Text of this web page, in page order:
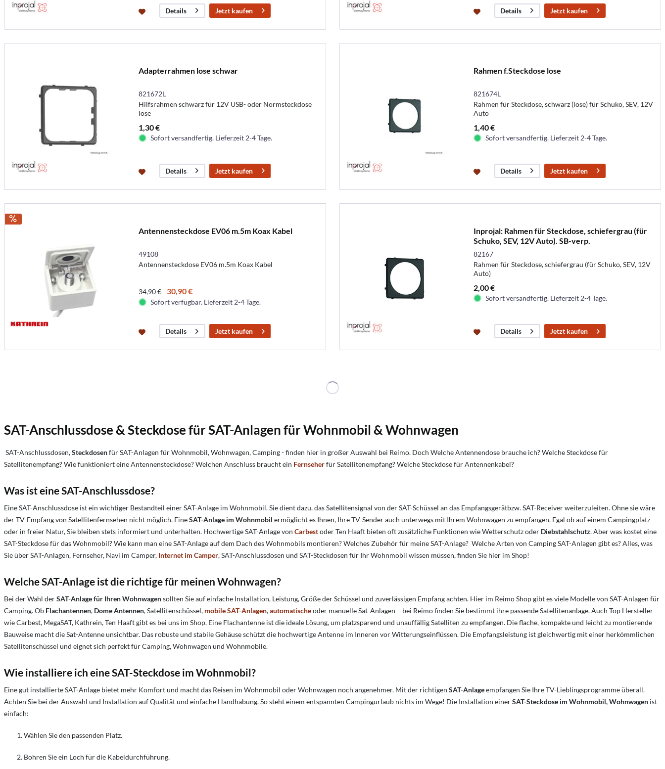
Details Jetzt kaufen Details Jetzt kaufen
Adapterrahmen lose schwar
821672L
Hilfsrahmen schwarz für 12V USB- oder Normsteckdose
lose
1,30 €
Sofort versandfertig. Lieferzeit 2-4 Tage.
Details Jetzt kaufen
Rahmen f.Steckdose lose
821674L
Rahmen für Steckdose, schwarz (lose) für Schuko, SEV, 12V
Auto
1,40 €
Sofort versandfertig. Lieferzeit 2-4 Tage.
Details Jetzt kaufen
Antennensteckdose EV06 m.5m Koax Kabel
49108
Antennensteckdose EV06 m.5m Koax Kabel
34,90 € 30,90 €
Sofort verfügbar. Lieferzeit 2-4 Tage.
Details Jetzt kaufen
Inprojal: Rahmen für Steckdose, schiefergrau (für
Schuko, SEV, 12V Auto). SB-verp.
82167
Rahmen für Steckdose, schiefergrau (für Schuko, SEV, 12V
Auto)
2,00 €
Sofort versandfertig. Lieferzeit 2-4 Tage.
Details Jetzt kaufen
SAT-Anschlussdose & Steckdose für SAT-Anlagen für Wohnmobil & Wohnwagen
SAT-Anschlussdosen,Steckdosenfür SAT-Anlagen für Wohnmobil, Wohnwagen, Camping - finden hier in großer Auswahl bei Reimo. Doch Welche Antennendose brauche ich?Welche Steckdose für
Satellitenempfang?Wie funktioniert eine Antennensteckdose?Welchen Anschluss braucht ein Fernseherfür Satellitenempfang?Welche Steckdose für Antennenkabel?
Was ist eine SAT-Anschlussdose?
Eine SAT-Anschlussdose ist ein wichtiger Bestandteil einer SAT-Anlage im Wohnmobil. Sie dient dazu, das Satellitensignal von der SAT-Schüssel an das Empfangsgerätbzw. SAT-Receiver weiterzuleiten. Ohne sie wäre
der TV-Empfang von Satellitenfernsehen nicht möglich. EineSAT-Anlage im Wohnmobil ermöglicht es Ihnen, Ihre TV-Sender auch unterwegs mit Ihrem Wohnwagen zu empfangen. Egal ob auf einem Campingplatz
oder in freier Natur, Sie bleiben stets informiert und unterhalten. Hochwertige SAT-Anlage von Carbestoder Ten Haaft bieten oft zusätzliche Funktionen wie Wetterschutz oder Diebstahlschutz. Aber was kostet eine
SAT-Steckdose für das Wohnmobil? Wie kann man eine SAT-Anlage auf dem Dach des Wohnmobils montieren? Welches Zubehör für meine SAT-Anlage? Welche Arten von Camping SAT-Anlagen gibt es? Alles, was
Sie über SAT-Anlagen, Fernseher, Navi im Camper, Internet im Camper, SAT-Anschlussdosen und SAT-Steckdosen für Ihr Wohnmobil wissen müssen, finden Sie hier im Shop!
Welche SAT-Anlage ist die richtige für meinen Wohnwagen?
Bei der Wahl derSAT-Anlage für Ihren Wohnwagensollten Sie auf einfache Installation, Leistung, Größe der Schüssel und zuverlässigen Empfang achten. Hier im Reimo Shop gibt es viele Modelle von SAT-Anlagen für
Camping. Ob Flachantennen, Dome Antennen, Satellitenschüssel, mobile SAT-Anlagen,automatischeoder manuelle Sat-Anlagen – bei Reimo finden Sie bestimmt ihre passende Satellitenanlage. Auch Top Hersteller
wie Carbest, MegaSAT, Kathrein, Ten Haaft gibt es bei uns im Shop. Eine Flachantenne ist die ideale Lösung, um platzsparend und unauffällig Satelliten zu empfangen. Die flache, kompakte und leicht zu montierende
Bauweise macht die Sat-Antenne unsichtbar. Das robuste und stabile Gehäuse schützt die hochwertige Antenne im Inneren vor Witterungseinflüssen. Die Empfangsleistung ist gleichwertig mit einer herkömmlichen
Satellitenschüssel und eignet sich perfekt für Camping, Wohnwagen und Wohnmobile.
Wie installiere ich eine SAT-Steckdose im Wohnmobil?
Eine gut installierte SAT-Anlage bietet mehr Komfort und macht das Reisen im Wohnmobil oder Wohnwagen noch angenehmer. Mit der richtigen SAT-Anlageempfangen Sie Ihre TV-Lieblingsprogramme überall.
Achten Sie bei der Auswahl und Installation auf Qualität und einfache Handhabung. So steht einem entspannten Campingurlaub nichts im Wege! Die Installation einerSAT-Steckdose im Wohnmobil, Wohnwagen ist
einfach:
Wählen Sie den passenden Platz.
Bohren Sie ein Loch für die Kabeldurchführung.